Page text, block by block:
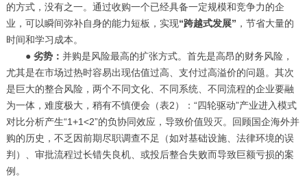
的方式，没有之一。通过收购一个已经具备一定规模和竞争力的企
业，可以瞬间弥补自身的能力短板，实现“跨越式发展” ，节省大量的
时间和学习成本。
●劣势： 并购是风险最高的扩张方式。首先是高昂的财务风险，
尤其是在市场过热时容易出现估值过高、支付过高溢价的问题。其次
是巨大的整合风险，两个不同文化、不同系统、不同流程的企业要融
为一体，难度极大，稍有不慎便会（表2）：“四轮驱动”产业进入模式
对比分析产生“1+1<2”的负协同效应，导致价值毁灭。回顾国企海外并
购的历史，不乏因前期尽职调查不足（如对基础设施、法律环境的误
判）、审批流程过长错失良机、或投后整合失败而导致巨额亏损的案
例。